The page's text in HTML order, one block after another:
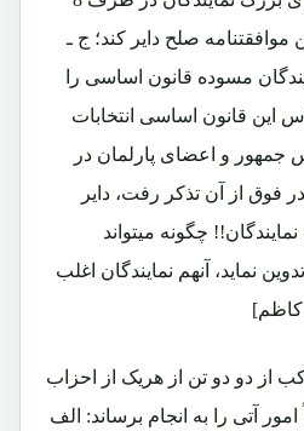
موافقتنامه صلح دایر کند؛ ج ـ
مسوده قانون اساسی را
این قانون اساسی انتخابات
جمهور و اعضای پارلمان در
که در فوق از آن تذکر رفت، دایر
چگونه میتواند
نماید، آنهم نمایندگان اغلب
کاظم]
از دو دو تن از هریک از احزاب
آتی را به انجام برساند: الف